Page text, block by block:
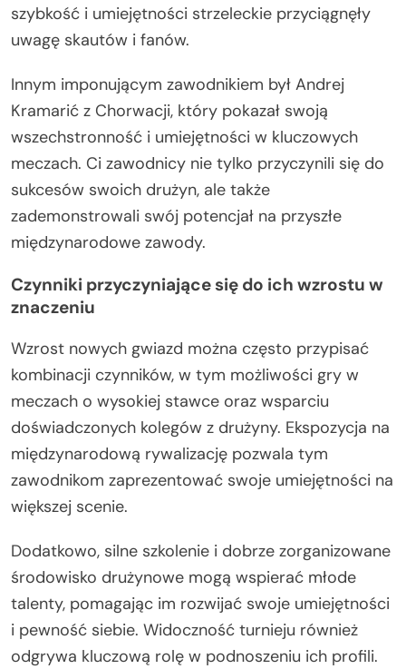
szybkość i umiejętności strzeleckie przyciągnęły
uwagę skautów i fanów.
Innym imponującym zawodnikiem był Andrej
Kramarić z Chorwacji, który pokazał swoją
wszechstronność i umiejętności w kluczowych
meczach. Ci zawodnicy nie tylko przyczynili się do
sukcesów swoich drużyn, ale także
zademonstrowali swój potencjał na przyszłe
międzynarodowe zawody.
Czynniki przyczyniające się do ich wzrostu w
znaczeniu
Wzrost nowych gwiazd można często przypisać
kombinacji czynników, w tym możliwości gry w
meczach o wysokiej stawce oraz wsparciu
doświadczonych kolegów z drużyny. Ekspozycja na
międzynarodową rywalizację pozwala tym
zawodnikom zaprezentować swoje umiejętności na
większej scenie.
Dodatkowo, silne szkolenie i dobrze zorganizowane
środowisko drużynowe mogą wspierać młode
talenty, pomagając im rozwijać swoje umiejętności
i pewność siebie. Widoczność turnieju również
odgrywa kluczową rolę w podnoszeniu ich profili.